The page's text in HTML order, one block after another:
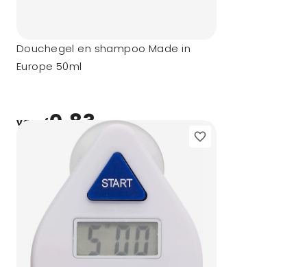
Douchegel en shampoo Made in
Europe 50ml
vanaf0,83